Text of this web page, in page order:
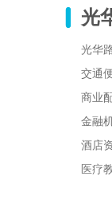
光
光华
交通
商业
金融
酒店
医疗